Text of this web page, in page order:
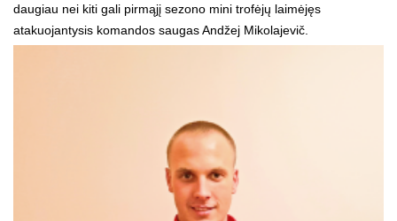
daugiau nei kiti gali pirmąjį sezono mini trofėjų laimėjęs
atakuojantysis komandos saugas Andžej Mikolajevič.